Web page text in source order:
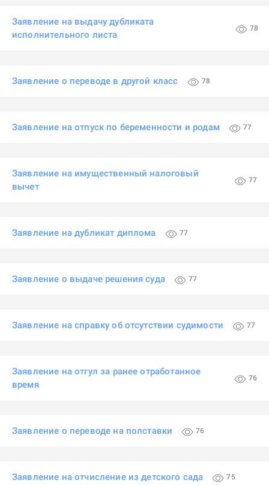
Заявление на выдачу дубликата
исполнительного листа
78
Заявление о переводе в другой класс 78
Заявление на отпуск по беременности и родам 77
Заявление на имущественный налоговый
вычет
77
Заявление на дубликат диплома 77
Заявление о выдаче решения суда 77
Заявление на справку об отсутствии судимости 77
Заявление на отгул за ранее отработанное
время
76
Заявление о переводе на полставки 76
Заявление на отчисление из детского сада 75